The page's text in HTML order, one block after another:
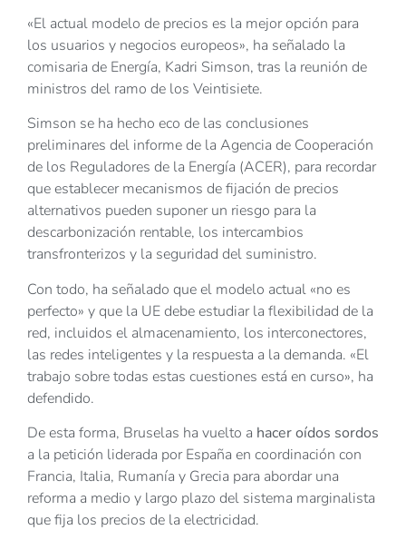
«El actual modelo de precios es la mejor opción para
los usuarios y negocios europeos», ha señalado la
comisaria de Energía, Kadri Simson, tras la reunión de
ministros del ramo de los Veintisiete.
Simson se ha hecho eco de las conclusiones
preliminares del informe de la Agencia de Cooperación
de los Reguladores de la Energía (ACER), para recordar
que establecer mecanismos de fijación de precios
alternativos pueden suponer un riesgo para la
descarbonización rentable, los intercambios
transfronterizos y la seguridad del suministro.
Con todo, ha señalado que el modelo actual «no es
perfecto» y que la UE debe estudiar la flexibilidad de la
red, incluidos el almacenamiento, los interconectores,
las redes inteligentes y la respuesta a la demanda. «El
trabajo sobre todas estas cuestiones está en curso», ha
defendido.
De esta forma, Bruselas ha vuelto a hacer oídos sordos
a la petición liderada por España en coordinación con
Francia, Italia, Rumanía y Grecia para abordar una
reforma a medio y largo plazo del sistema marginalista
que fija los precios de la electricidad.